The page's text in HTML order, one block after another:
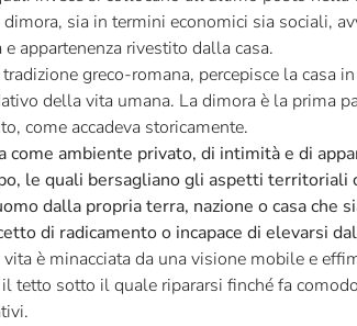
sia in termini economici sia sociali,
appartenenza rivestito dalla casa.
greco-romana, percepisce la casa
della vita umana. La dimora è la prima
come accadeva storicamente.
come ambiente privato, di intimità e di
le quali bersagliano gli aspetti territoriali
dalla propria terra, nazione o casa che
di radicamento o incapace di elevarsi
è minacciata da una visione mobile e
tetto sotto il quale ripararsi finché fa